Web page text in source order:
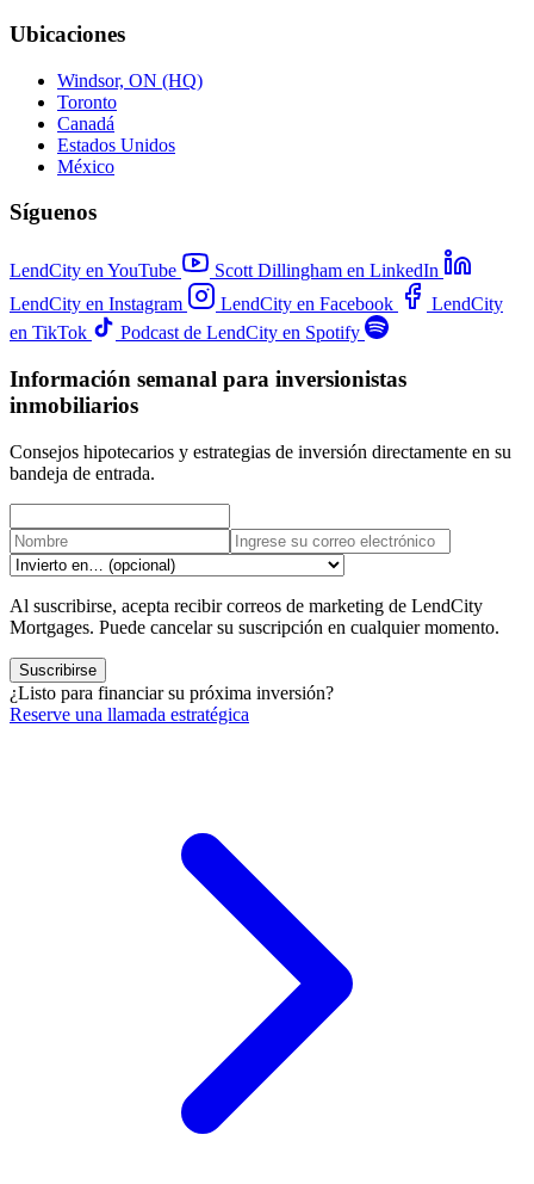
Ubicaciones
Windsor, ON (HQ)
Toronto
Canadá
Estados Unidos
México
Síguenos
LendCity en YouTube
Scott Dillingham en LinkedIn
LendCity en Instagram
LendCity en Facebook
LendCity
en TikTok
Podcast de LendCity en Spotify
Información semanal para inversionistas
inmobiliarios
Consejos hipotecarios y estrategias de inversión directamente en su
bandeja de entrada.
Al suscribirse, acepta recibir correos de marketing de LendCity
Mortgages. Puede cancelar su suscripción en cualquier momento.
Suscribirse
¿Listo para financiar su próxima inversión?
Reserve una llamada estratégica